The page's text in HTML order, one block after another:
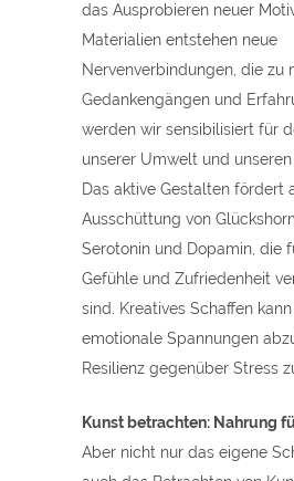
das Ausprobieren neuer
Materialien entstehen neue
Nervenverbindungen, die zu
Gedankengängen und
werden wir sensibilisiert für
unserer Umwelt und
Das aktive Gestalten fördert
Ausschüttung von
Serotonin und Dopamin, die
Gefühle und Zufriedenheit
sind. Kreatives Schaffen
emotionale Spannungen
Resilienz gegenüber Stress
Kunst betrachten: Nahrung
Aber nicht nur das eigene